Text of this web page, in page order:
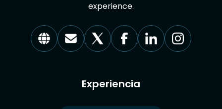
experience.
Visit
Contacto
Electrónico
Visítenos
(Antes
VisítenosVisítenosVisítenos
Experiencia